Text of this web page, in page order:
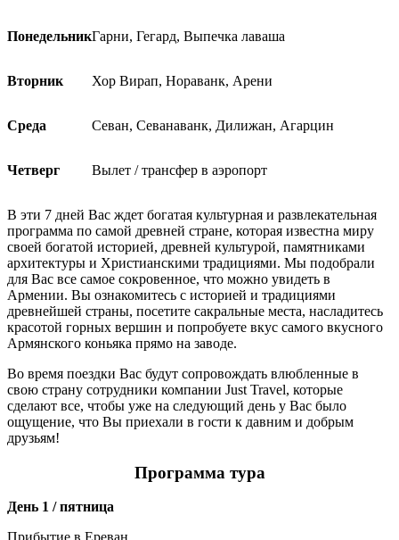
ПонедельникГарни, Гегард, Выпечка лаваша
Вторник Хор Вирап, Нораванк, Арени
Среда Севан, Севанаванк, Дилижан, Агарцин
Четверг Вылет / трансфер в аэропорт
В эти 7 дней Вас ждет богатая культурная и развлекательная
программа по самой древней стране, которая известна миру
своей богатой историей, древней культурой, памятниками
архитектуры и Христианскими традициями. Мы подобрали
для Вас все самое сокровенное, что можно увидеть в
Армении. Вы ознакомитесь с историей и традициями
древнейшей страны, посетите сакральные места, насладитесь
красотой горных вершин и попробуете вкус самого вкусного
Армянского коньяка прямо на заводе.
Во время поездки Вас будут сопровождать влюбленные в
свою страну сотрудники компании Just Travel, которые
сделают все, чтобы уже на следующий день у Вас было
ощущение, что Вы приехали в гости к давним и добрым
друзьям!
Программа тура
День 1 / пятница